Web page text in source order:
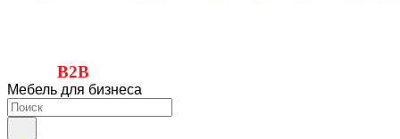
B2B
Мебель для бизнеса